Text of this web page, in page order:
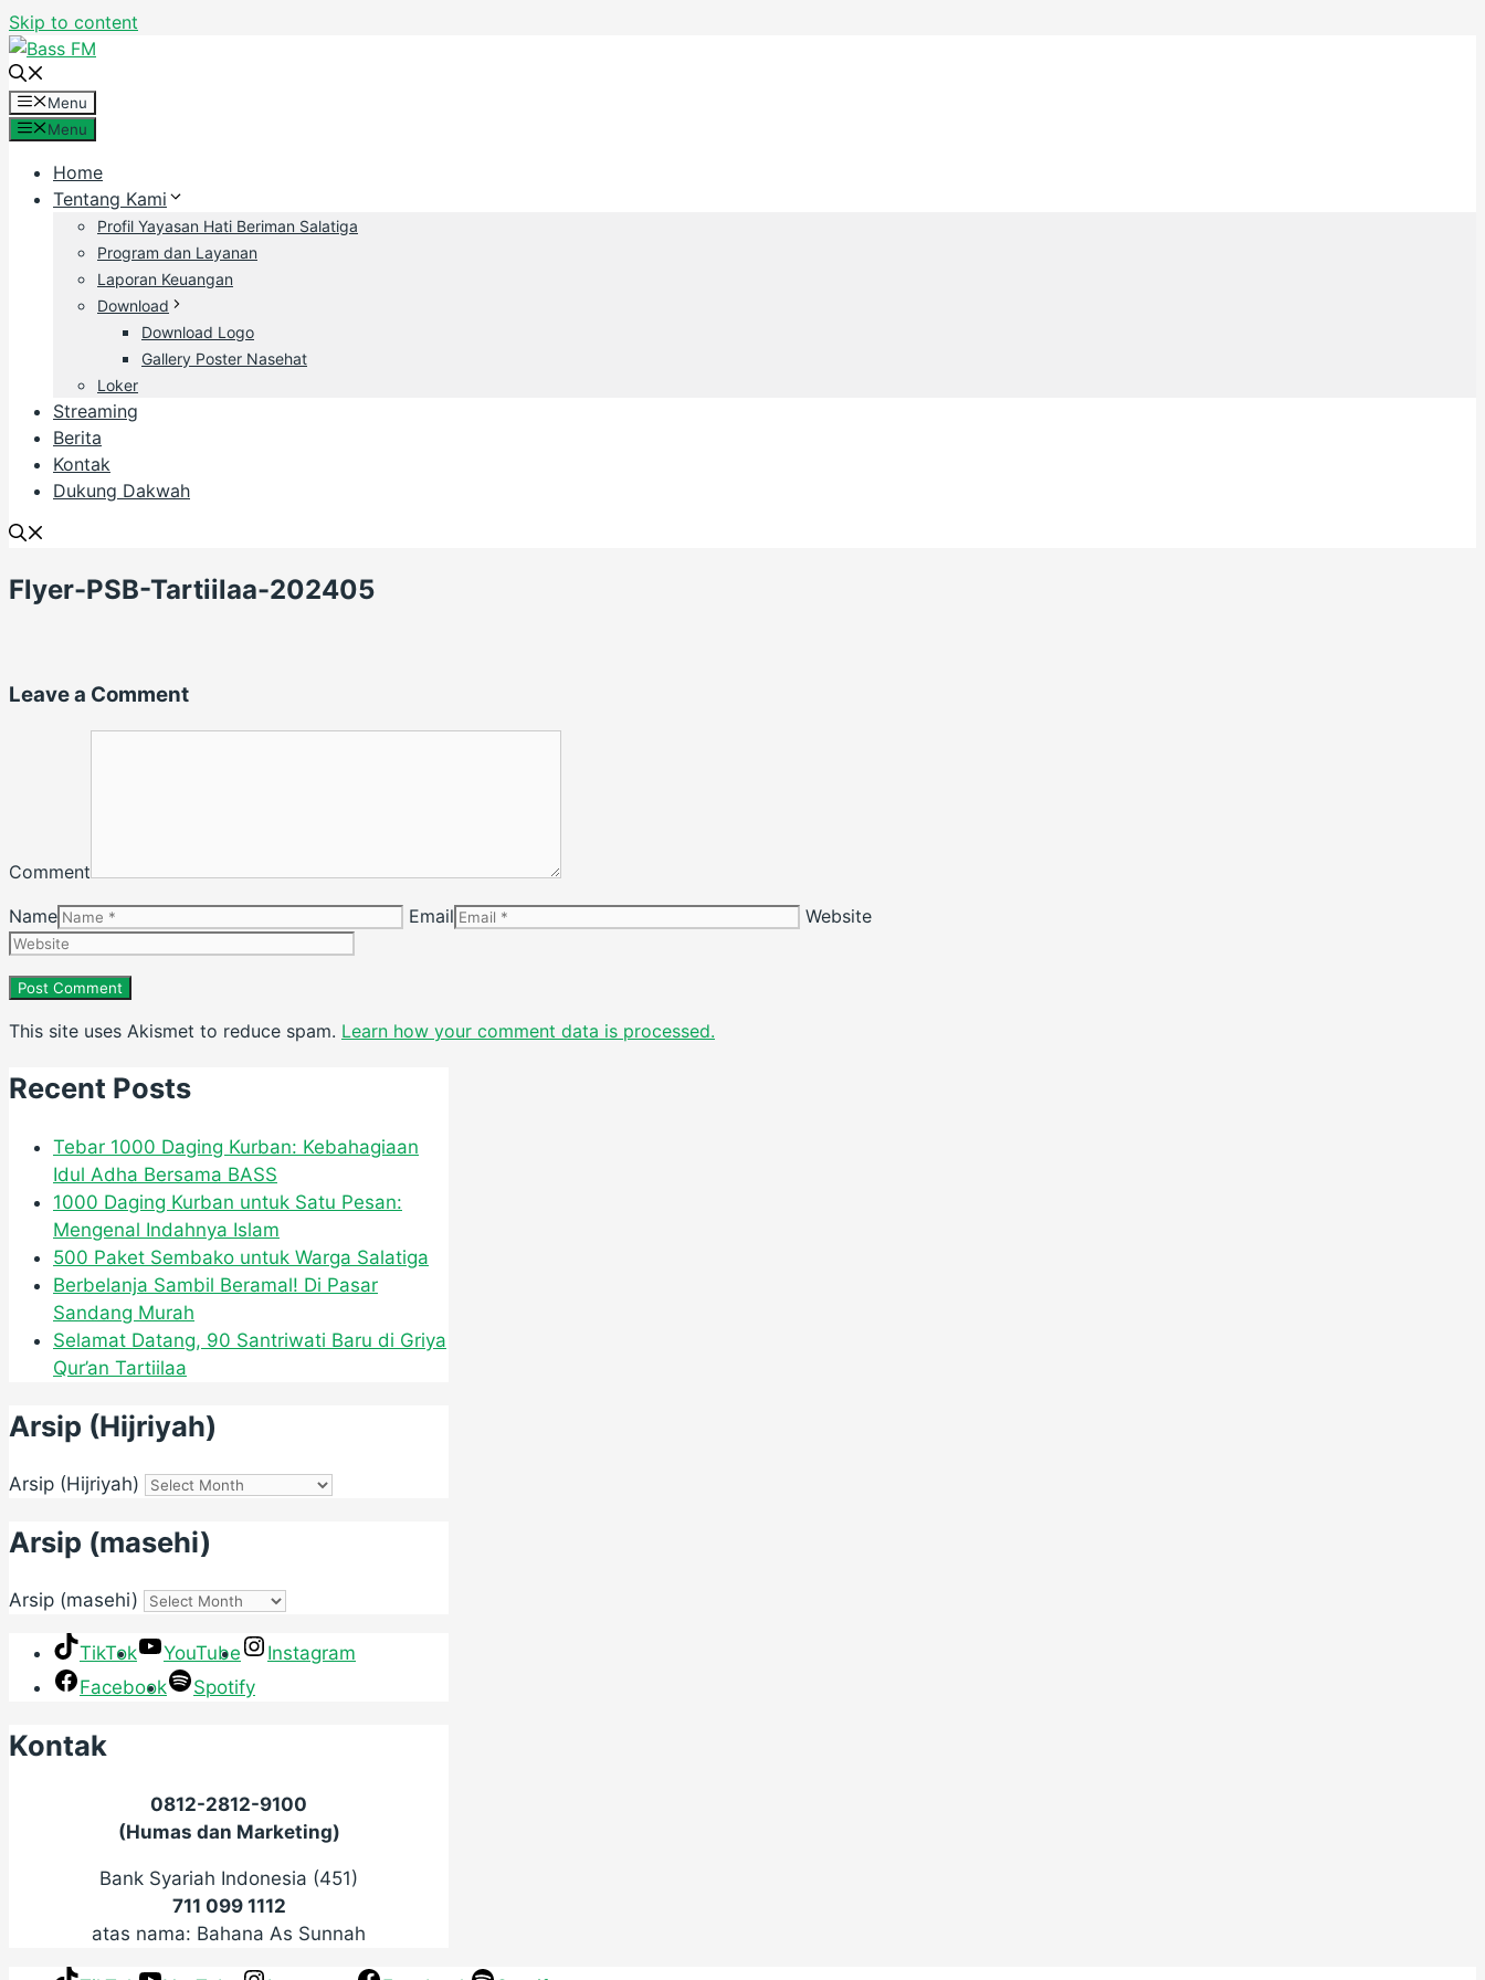
Skip to content
Menu
Menu
Home
Tentang Kami
Profil Yayasan Hati Beriman Salatiga
Program dan Layanan
Laporan Keuangan
Download
Download Logo
Gallery Poster Nasehat
Loker
Streaming
Berita
Kontak
Dukung Dakwah
Flyer-PSB-Tartiilaa-202405
Leave a Comment
Comment
Name
Email Website
This site uses Akismet to reduce spam. Learn how your comment data is processed.
Recent Posts
Tebar 1000 Daging Kurban: Kebahagiaan
Idul Adha Bersama BASS
1000 Daging Kurban untuk Satu Pesan:
Mengenal Indahnya Islam
500 Paket Sembako untuk Warga Salatiga
Berbelanja Sambil Beramal! Di Pasar
Sandang Murah
Selamat Datang, 90 Santriwati Baru di Griya
Qur’an Tartiilaa
Arsip (Hijriyah)
Arsip (Hijriyah)
Arsip (masehi)
Arsip (masehi)
TikTok YouTube
Instagram
Facebook
Spotify
Kontak
0812-2812-9100
(Humas dan Marketing)
Bank Syariah Indonesia (451)
711 099 1112
atas nama: Bahana As Sunnah